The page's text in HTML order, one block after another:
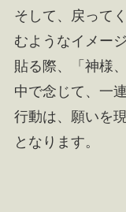
そして、戻って
むようなイメー
貼る際、「神様
中で念じて、一
行動は、願いを
となります。